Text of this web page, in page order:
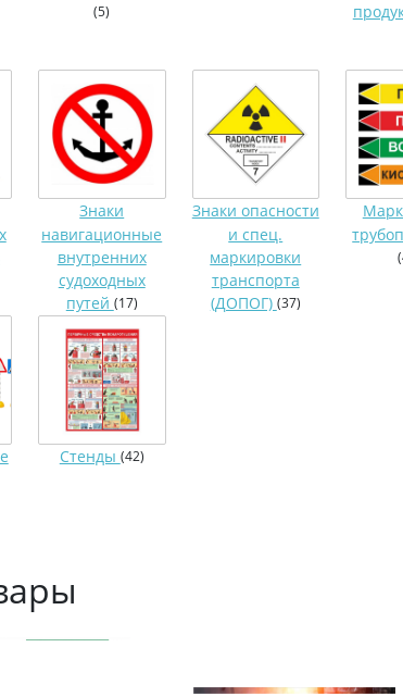
(5)
Знаки
навигационные
внутренних
судоходных
путей (17)
Знаки опасности
и спец.
маркировки
транспорта
(ДОПОГ) (37)
Стенды (42)